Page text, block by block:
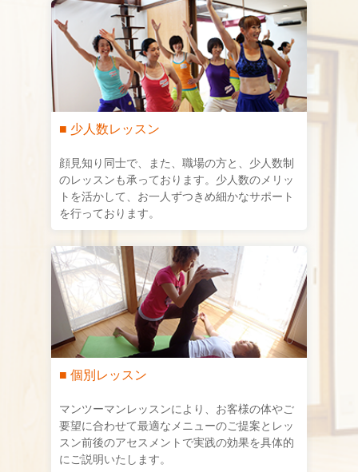
■ 少人数レッスン
顔見知り同士で、また、職場の方と、少人数制
のレッスンも承っております。少人数のメリッ
トを活かして、お一人ずつきめ細かなサポート
を行っております。
■ 個別レッスン
マンツーマンレッスンにより、お客様の体やご
要望に合わせて最適なメニューのご提案とレッ
スン前後のアセスメントで実践の効果を具体的
にご説明いたします。